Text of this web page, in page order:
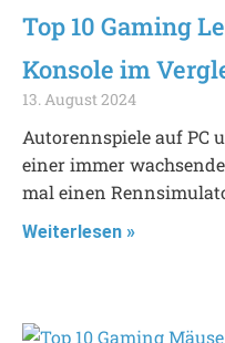
Top 10 Gaming
Konsole im
13. August 2024
Autorennspiele auf PC
einer immer
mal einen
Weiterlesen »